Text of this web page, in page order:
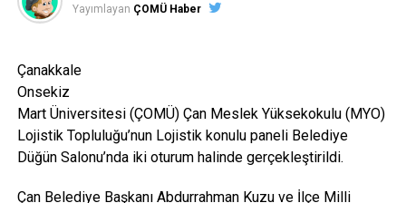
Yayımlayan ÇOMÜ Haber
Çanakkale
Onsekiz
Mart Üniversitesi (ÇOMÜ) Çan Meslek Yüksekokulu (MYO)
Lojistik Topluluğu’nun Lojistik konulu paneli Belediye
Düğün Salonu’nda iki oturum halinde gerçekleştirildi.
Çan Belediye Başkanı Abdurrahman Kuzu ve İlçe Milli